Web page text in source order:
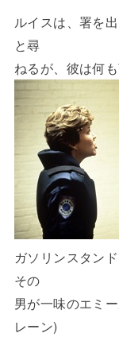
ルイスは、署を
と尋
ねるが、彼は何
ガソリンスタン
その
男が一味のエミ
レーン)